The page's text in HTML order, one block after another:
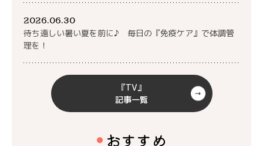
2026.06.30
待ち遠しい暑い夏を前に♪ 毎日の『免疫ケア』で体調管
理を！
『TV』
記事一覧
おすすめ